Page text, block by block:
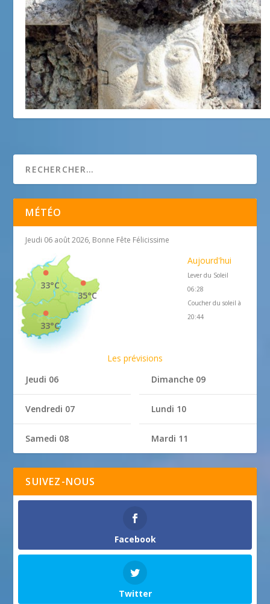
MÉTÉO
Jeudi 06 août 2026, Bonne Fête Félicissime
35°C
33°C
33°C
Aujourd'hui
Lever du Soleil
06:28
Coucher du soleil à
20:44
Les prévisions
Jeudi 06
Vendredi 07
Samedi 08
Dimanche 09
Lundi 10
Mardi 11
SUIVEZ-NOUS
Facebook
Twitter